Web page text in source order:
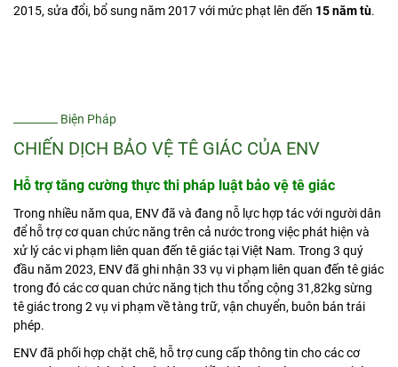
2015, sửa đổi, bổ sung năm 2017 với mức phạt lên đến 15 năm tù.
Biện Pháp
CHIẾN DỊCH BẢO VỆ TÊ GIÁC CỦA ENV
Hỗ trợ tăng cường thực thi pháp luật bảo vệ tê giác
Trong nhiều năm qua, ENV đã và đang nỗ lực hợp tác với người dân
để hỗ trợ cơ quan chức năng trên cả nước trong việc phát hiện và
xử lý các vi phạm liên quan đến tê giác tại Việt Nam. Trong 3 quý
đầu năm 2023, ENV đã ghi nhận 33 vụ vi phạm liên quan đến tê giác
trong đó các cơ quan chức năng tịch thu tổng cộng 31,82kg sừng
tê giác trong 2 vụ vi phạm về tàng trữ, vận chuyển, buôn bán trái
phép.
ENV đã phối hợp chặt chẽ, hỗ trợ cung cấp thông tin cho các cơ